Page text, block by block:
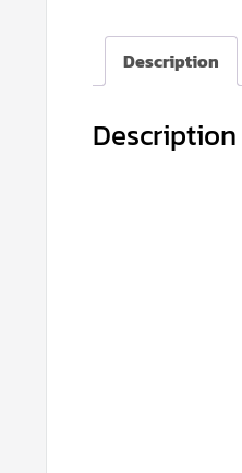
Description
Description